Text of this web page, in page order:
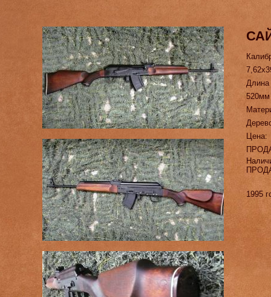
520мм
Цена:
1995